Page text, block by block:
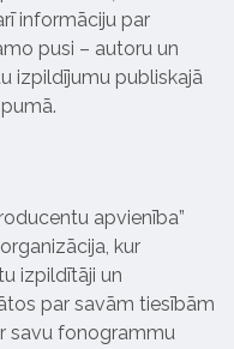
informāciju par
pusi – autoru un
izpildījumu publiskajā
apvienība”
kur
izpildītāji un
par savām tiesībām
savu fonogrammu